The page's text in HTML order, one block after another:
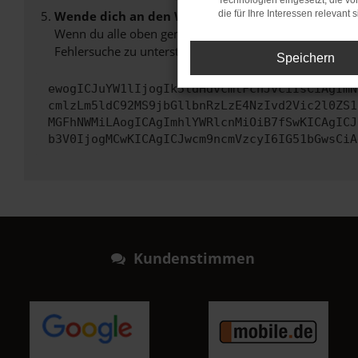
Wende dich an den Webseitenbetreiber.
Wenn du alle oben genannten Schritte versucht hast,
Fehlersuche zu unterstützen:
Kundenstimmen
die für Ihre Interessen relevant
Speichern